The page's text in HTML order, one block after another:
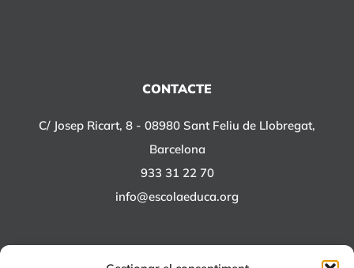
CONTACTE
C/ Josep Ricart, 8 - 08980 Sant Feliu de Llobregat,
Barcelona
933 31 22 70
info@escolaeduca.org